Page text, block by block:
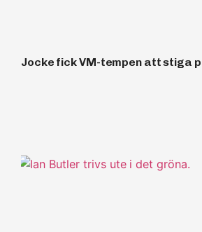
Jocke fick VM-tempen att stiga